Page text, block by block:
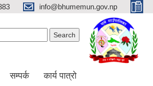
info@bhumemun.gov.np
सम्पर्क कार्य पात्रो